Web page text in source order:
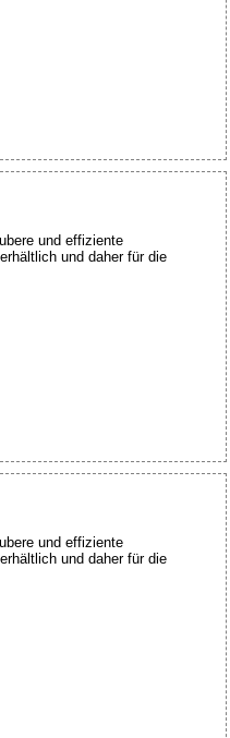
und effiziente
und daher für die
und effiziente
und daher für die